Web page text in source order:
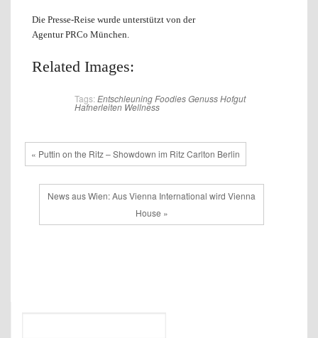
Die Presse-Reise wurde unterstützt von der
Agentur PRCo München.
Related Images:
Tags: EntschleuningFoodiesGenussHofgut
Hafnerleiten Wellness
« Puttin on the Ritz – Showdown im Ritz Carlton Berlin
News aus Wien: Aus Vienna International wird Vienna
House »